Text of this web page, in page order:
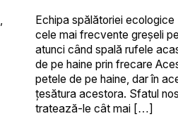
Echipa spălătoriei ecologice
cele mai frecvente greșeli
atunci când spală rufele
de pe haine prin frecare
petele de pe haine, dar în
țesătura acestora. Sfatul
tratează-le cât mai […]